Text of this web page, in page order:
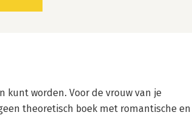
kunt worden. Voor de vrouw van je
theoretisch boek met romantische en